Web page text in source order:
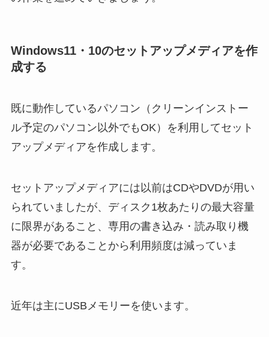
Windows11・10のセットアップメディアを作
成する
既に動作しているパソコン（クリーンインストー
ル予定のパソコン以外でもOK）を利用してセット
アップメディアを作成します。
セットアップメディアには以前はCDやDVDが用い
られていましたが、ディスク1枚あたりの最大容量
に限界があること、専用の書き込み・読み取り機
器が必要であることから利用頻度は減っていま
す。
近年は主にUSBメモリーを使います。